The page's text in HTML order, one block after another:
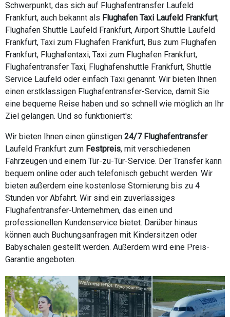
Schwerpunkt, das sich auf Flughafentransfer Laufeld
Frankfurt, auch bekannt als Flughafen Taxi Laufeld Frankfurt,
Flughafen Shuttle Laufeld Frankfurt, Airport Shuttle Laufeld
Frankfurt, Taxi zum Flughafen Frankfurt, Bus zum Flughafen
Frankfurt, Flughafentaxi, Taxi zum Flughafen Frankfurt,
Flughafentransfer Taxi, Flughafenshuttle Frankfurt, Shuttle
Service Laufeld oder einfach Taxi genannt. Wir bieten Ihnen
einen erstklassigen Flughafentransfer-Service, damit Sie
eine bequeme Reise haben und so schnell wie möglich an Ihr
Ziel gelangen. Und so funktioniert's:
Wir bieten Ihnen einen günstigen 24/7 Flughafentransfer
Laufeld Frankfurt zum Festpreis, mit verschiedenen
Fahrzeugen und einem Tür-zu-Tür-Service. Der Transfer kann
bequem online oder auch telefonisch gebucht werden. Wir
bieten außerdem eine kostenlose Stornierung bis zu 4
Stunden vor Abfahrt. Wir sind ein zuverlässiges
Flughafentransfer-Unternehmen, das einen und
professionellen Kundenservice bietet. Darüber hinaus
können auch Buchungsanfragen mit Kindersitzen oder
Babyschalen gestellt werden. Außerdem wird eine Preis-
Garantie angeboten.